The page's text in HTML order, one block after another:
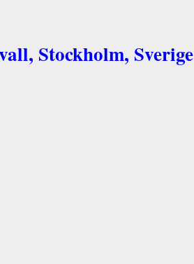
Stockholm, Sverige